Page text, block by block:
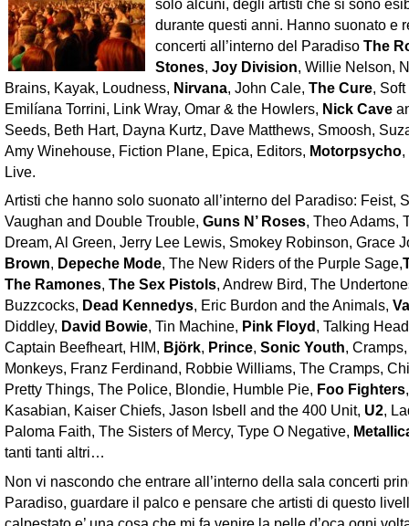
solo alcuni, degli artisti che si sono
durante questi anni. Hanno suonato e
concerti all’interno del Paradiso The
Stones, Joy Division, Willie Nelson,
Brains, Kayak, Loudness, Nirvana, John Cale, The Cure,
Emilíana Torrini, Link Wray, Omar & the Howlers, Nick Cave
Seeds, Beth Hart, Dayna Kurtz, Dave Matthews, Smoosh,
Amy Winehouse, Fiction Plane, Epica, Editors, Motorpsycho
Live.
Artisti che hanno solo suonato all’interno del Paradiso: Feist,
Vaughan and Double Trouble, Guns N’ Roses, Theo Adams,
Dream, Al Green, Jerry Lee Lewis, Smokey Robinson, Grace
Brown, Depeche Mode, The New Riders of the Purple Sage,
The Ramones, The Sex Pistols, Andrew Bird, The
Buzzcocks, Dead Kennedys, Eric Burdon and the Animals,
Diddley, David Bowie, Tin Machine, Pink Floyd , Talking
Captain Beefheart, HIM, Björk, Prince, Sonic Youth,
Monkeys, Franz Ferdinand, Robbie Williams, The Cramps,
Pretty Things, The Police, Blondie, Humble Pie, Foo Fighters
Kasabian, Kaiser Chiefs, Jason Isbell and the 400 Unit, U2,
Paloma Faith, The Sisters of Mercy, Type O Negative,
tanti tanti altri…
Non vi nascondo che entrare all’interno della sala concerti
Paradiso, guardare il palco e pensare che artisti di questo